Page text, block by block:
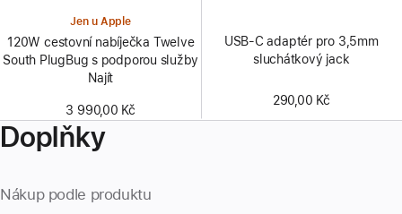
Jen u Apple
120W cestovní nabíječka Twelve
South PlugBug s podporou služby
Najít
3 990,00 Kč
USB-C adaptér pro 3,5mm
sluchátkový jack
290,00 Kč
Doplňky
Nákup podle produktu